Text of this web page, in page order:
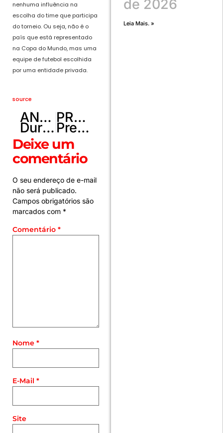
nenhuma influência na
escolha do time que participa
do torneio. Ou seja, não é o
país que está representado
na Copa do Mundo, mas uma
equipe de futebol escolhida
por uma entidade privada.
source
ANTERIOR
Durante São João de Petrolina 2026, Spotify presenteia Eric Land com fivela especial
PRÓXIMO
Prefeito de BH veta PL com multa para quem usar drogas em público
Deixe um
comentário
O seu endereço de e-mail
não será publicado.
Campos obrigatórios são
marcados com *
Comentário *
Nome *
E-Mail *
Site
de 2026
Leia Mais. »